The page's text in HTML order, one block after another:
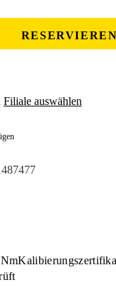
RESERVIEREN
Filiale auswählen